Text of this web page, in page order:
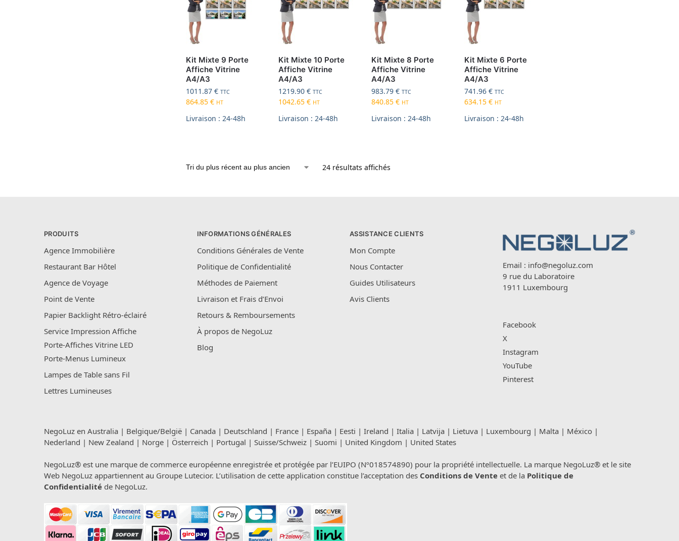
Kit Mixte 9 Porte
Affiche Vitrine
A4/A3
1011.87 € TTC
864.85 € HT
Livraison : 24-48h
Kit Mixte 10 Porte
Affiche Vitrine
A4/A3
1219.90€ TTC
1042.65€ HT
Livraison : 24-48h
Kit Mixte 8 Porte
Affiche Vitrine
A4/A3
983.79€ TTC
840.85€ HT
Livraison : 24-48h
Kit Mixte 6 Porte
Affiche Vitrine
A4/A3
741.96 € TTC
634.15 € HT
Livraison : 24-48h
24 résultats affichés
PRODUITS
Agence Immobilière
Restaurant Bar Hôtel
Agence de Voyage
Point de Vente
Papier Backlight Rétro-éclairé
Service Impression Affiche
Porte-Affiches Vitrine LED
Porte-Menus Lumineux
Lampes de Table sans Fil
Lettres Lumineuses
INFORMATIONS GÉNÉRALES
Conditions Générales de Vente
Politique de Confidentialité
Méthodes de Paiement
Livraison et Frais d’Envoi
Retours & Remboursements
À propos de NegoLuz
Blog
ASSISTANCE CLIENTS
Mon Compte
Nous Contacter
Guides Utilisateurs
Avis Clients
Email : info@negoluz.com
9 rue du Laboratoire
1911 Luxembourg
Facebook
X
Instagram
YouTube
Pinterest
NegoLuz en Australia | Belgique/België | Canada | Deutschland | France | España | Eesti | Ireland | Italia | Latvija | Lietuva | Luxembourg | Malta | México |
Nederland | New Zealand | Norge | Österreich | Portugal | Suisse/Schweiz | Suomi | United Kingdom | United States
NegoLuz® est une marque de commerce européenne enregistrée et protégée par l’EUIPO (Nº018574890) pour la propriété intellectuelle. La marque NegoLuz® et le site
Web NegoLuz appartiennent au Groupe Lutecior. L’utilisation de cette application constitue l’acceptation des Conditions de Vente et de la Politique de
Confidentialité de NegoLuz.